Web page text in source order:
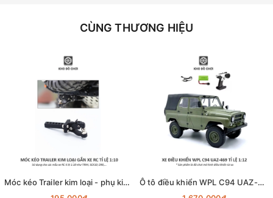
CÙNG THƯƠNG HIỆU
Móc kéo Trailer kim loại - phụ kiện lắp cho xe RC tỉ lệ 1:10
Ô tô điều khiển WPL C94 UAZ-469 4x4 1:12 - RTR [TẶNG BIỂN + STICKER]